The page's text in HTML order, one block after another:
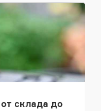
склада до